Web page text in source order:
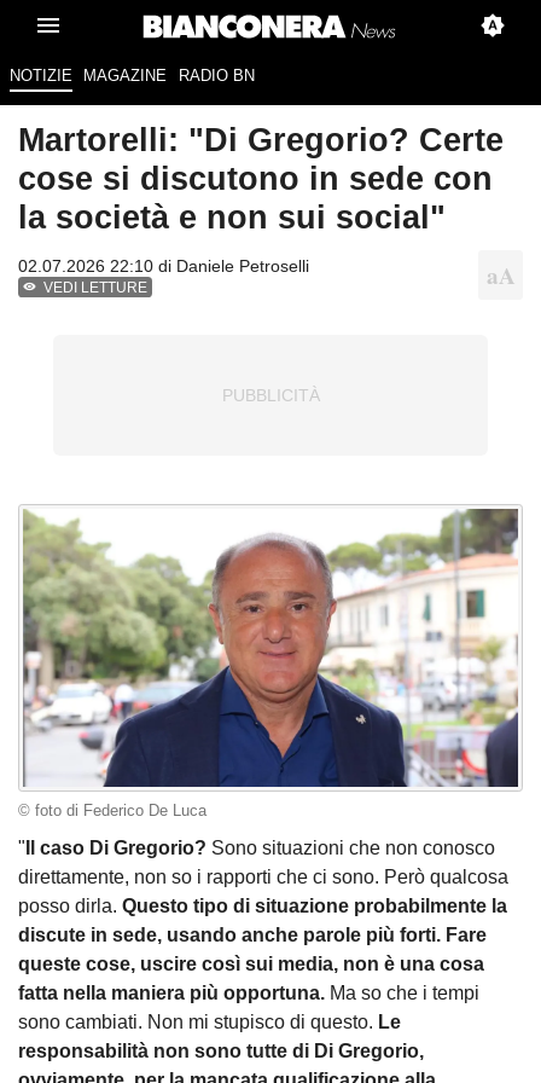
NOTIZIE MAGAZINE RADIO BN
Martorelli: "Di Gregorio? Certe
cose si discutono in sede con
la società e non sui social"
02.07.2026 22:10 di Daniele Petroselli
VEDI LETTURE
© foto di Federico De Luca
" Il caso Di Gregorio? Sono situazioni che non conosco
direttamente, non so i rapporti che ci sono. Però qualcosa
posso dirla. Questo tipo di situazione probabilmente la
discute in sede, usando anche parole più forti. Fare
queste cose, uscire così sui media, non è una cosa
fatta nella maniera più opportuna. Ma so che i tempi
sono cambiati. Non mi stupisco di questo. Le
responsabilità non sono tutte di Di Gregorio,